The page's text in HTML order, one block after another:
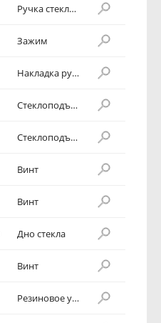
Ручка стеклоподъемника двери
Зажим
Накладка ручки
Стеклоподъемник
Стеклоподъемник
Винт
Винт
Дно стекла
Винт
Резиновое уплотнение стекла